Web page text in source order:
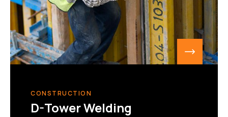
CONSTRUCTION
D-Tower Welding